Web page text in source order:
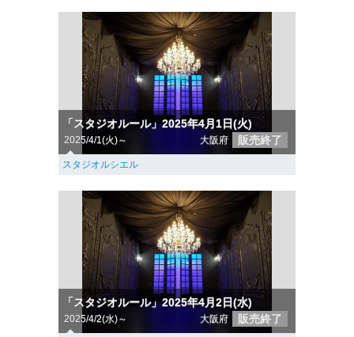
「スタジオルール」2025年4月1日(火)
2025/4/1(火)～ 大阪府 販売終了
スタジオルシエル
「スタジオルール」2025年4月2日(水)
2025/4/2(水)～ 大阪府 販売終了